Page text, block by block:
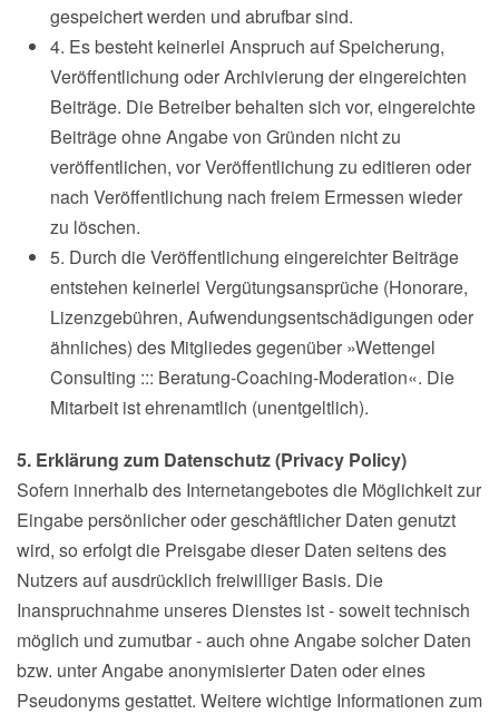
gespeichert werden und abrufbar sind.
4. Es besteht keinerlei Anspruch auf Speicherung,
Veröffentlichung oder Archivierung der eingereichten
Beiträge. Die Betreiber behalten sich vor, eingereichte
Beiträge ohne Angabe von Gründen nicht zu
veröffentlichen, vor Veröffentlichung zu editieren oder
nach Veröffentlichung nach freiem Ermessen wieder
zu löschen.
5. Durch die Veröffentlichung eingereichter Beiträge
entstehen keinerlei Vergütungsansprüche (Honorare,
Lizenzgebühren, Aufwendungsentschädigungen oder
ähnliches) des Mitgliedes gegenüber »Wettengel
Consulting ::: Beratung-Coaching-Moderation«. Die
Mitarbeit ist ehrenamtlich (unentgeltlich).
5. Erklärung zum Datenschutz (Privacy Policy)
Sofern innerhalb des Internetangebotes die Möglichkeit zur
Eingabe persönlicher oder geschäftlicher Daten genutzt
wird, so erfolgt die Preisgabe dieser Daten seitens des
Nutzers auf ausdrücklich freiwilliger Basis. Die
Inanspruchnahme unseres Dienstes ist - soweit technisch
möglich und zumutbar - auch ohne Angabe solcher Daten
bzw. unter Angabe anonymisierter Daten oder eines
Pseudonyms gestattet. Weitere wichtige Informationen zum